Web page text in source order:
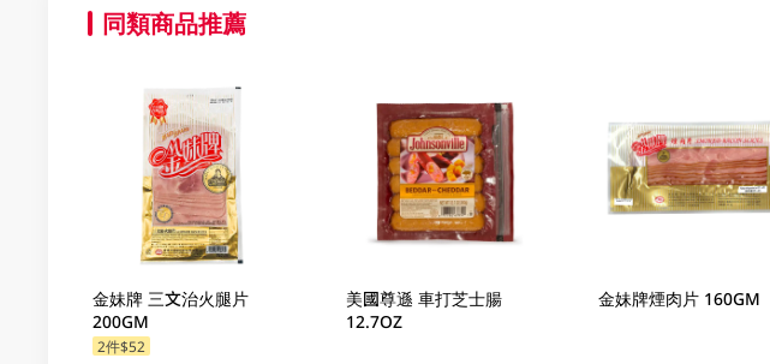
同類商品推薦
金妹牌 三文治火腿片
200GM
2件$52
美國尊遜 車打芝士腸
12.7OZ
金妹牌煙肉片 160GM